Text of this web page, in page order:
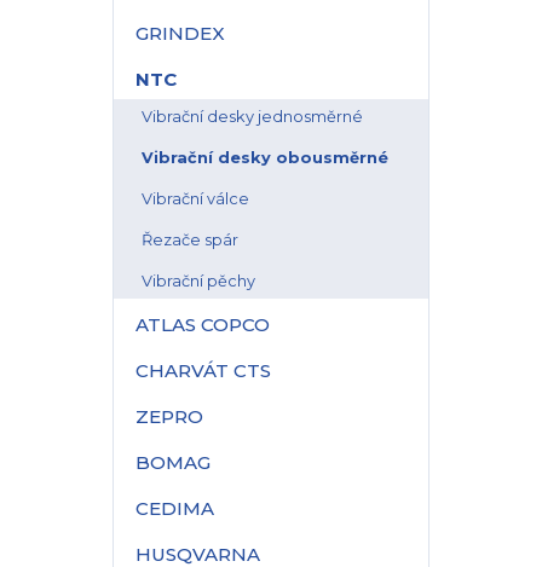
GRINDEX
NTC
Vibrační desky jednosměrné
Vibrační desky obousměrné
Vibrační válce
Řezače spár
Vibrační pěchy
ATLAS COPCO
CHARVÁT CTS
ZEPRO
BOMAG
CEDIMA
HUSQVARNA